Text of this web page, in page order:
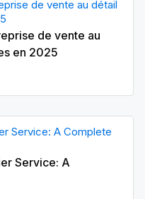
de vente au
en 2025
Service: A